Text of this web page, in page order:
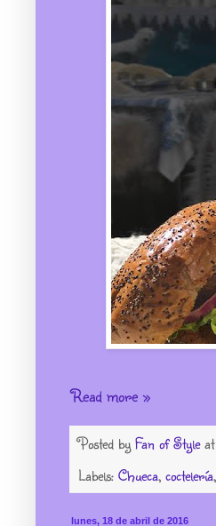
Read more »
Posted by Fan of Style at
Labels: Chueca, coctelería,
lunes, 18 de abril de 2016